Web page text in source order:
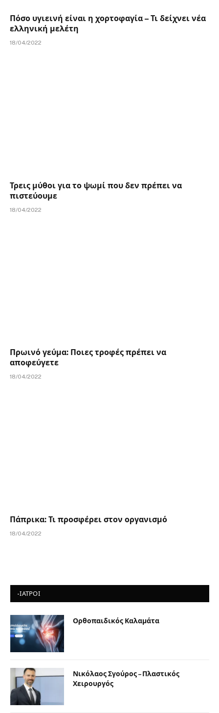
Πόσο υγιεινή είναι η χορτοφαγία – Τι δείχνει νέα
ελληνική μελέτη
18/04/2022
Τρεις μύθοι για το ψωμί που δεν πρέπει να
πιστεύουμε
18/04/2022
Πρωινό γεύμα: Ποιες τροφές πρέπει να
αποφεύγετε
18/04/2022
Πάπρικα: Τι προσφέρει στον οργανισμό
18/04/2022
-ΙΑΤΡΟΙ
Ορθοπαιδικός Καλαμάτα
Νικόλαος Σγούρος – Πλαστικός
Χειρουργός